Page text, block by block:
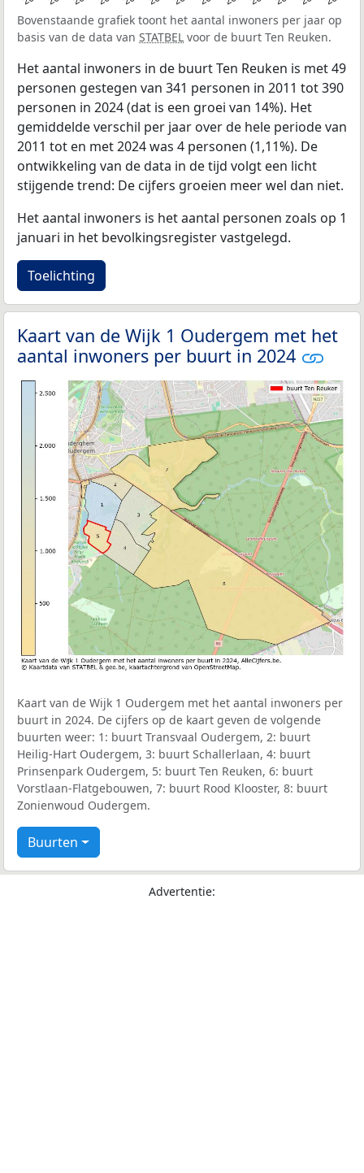
Bovenstaande grafiek toont het aantal inwoners per jaar op
basis van de data van STATBEL voor de buurt Ten Reuken.
Het aantal inwoners in de buurt Ten Reuken is met 49
personen gestegen van 341 personen in 2011 tot 390
personen in 2024 (dat is een groei van 14%). Het
gemiddelde verschil per jaar over de hele periode van
2011 tot en met 2024 was 4 personen (1,11%). De
ontwikkeling van de data in de tijd volgt een licht
stijgende trend: De cijfers groeien meer wel dan niet.
Het aantal inwoners is het aantal personen zoals op 1
januari in het bevolkingsregister vastgelegd.
Toelichting
Kaart van de Wijk 1 Oudergem met het
aantal inwoners per buurt in 2024
Kaart van de Wijk 1 Oudergem met het aantal inwoners per
buurt in 2024. De cijfers op de kaart geven de volgende
buurten weer: 1: buurt Transvaal Oudergem, 2: buurt
Heilig-Hart Oudergem, 3: buurt Schallerlaan, 4: buurt
Prinsenpark Oudergem, 5: buurt Ten Reuken, 6: buurt
Vorstlaan-Flatgebouwen, 7: buurt Rood Klooster, 8: buurt
Zonienwoud Oudergem.
Buurten
Advertentie: